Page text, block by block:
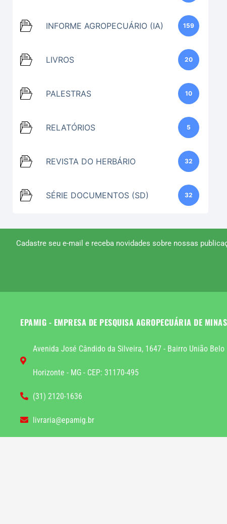
INFORME AGROPECUÁRIO (IA) 159
LIVROS 20
PALESTRAS 10
RELATÓRIOS 5
REVISTA DO HERBÁRIO 32
SÉRIE DOCUMENTOS (SD) 32
Cadastre seu e-mail e receba novidades sobre nossas
EPAMIG - EMPRESA DE PESQUISA AGROPECUÁRIA DE
Avenida José Cândido da Silveira, 1647 - Bairro União Belo
Horizonte - MG - CEP: 31170-495
(31) 2120-1636
livraria@epamig.br